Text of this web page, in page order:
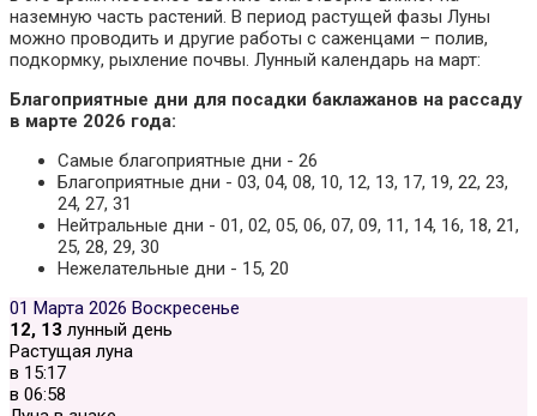
наземную часть растений. В период растущей фазы Луны
можно проводить и другие работы с саженцами – полив,
подкормку, рыхление почвы. Лунный календарь на март:
Благоприятные дни для посадки баклажанов на рассаду
в марте 2026 года:
Самые благоприятные дни - 26
Благоприятные дни - 03, 04, 08, 10, 12, 13, 17, 19, 22, 23,
24, 27, 31
Нейтральные дни - 01, 02, 05, 06, 07, 09, 11, 14, 16, 18, 21,
25, 28, 29, 30
Нежелательные дни - 15, 20
01 Марта 2026 Воскресенье
12, 13 лунный день
Растущая луна
в 15:17
в 06:58